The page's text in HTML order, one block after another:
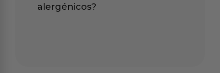
alergénicos?